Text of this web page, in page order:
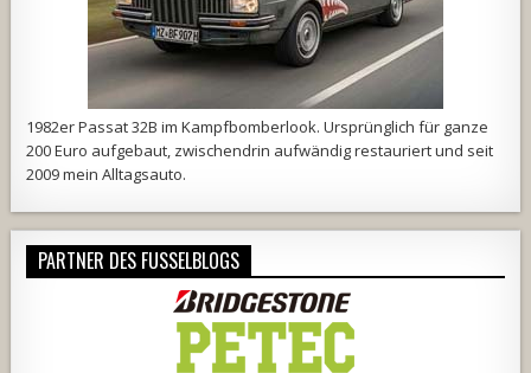
1982er Passat 32B im Kampfbomberlook. Ursprünglich für ganze
200 Euro aufgebaut, zwischendrin aufwändig restauriert und seit
2009 mein Alltagsauto.
PARTNER DES FUSSELBLOGS